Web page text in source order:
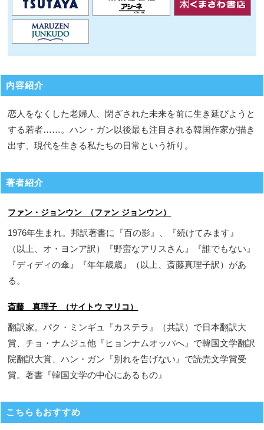
内容紹介
恋人をなくした老婦人、閉ざされた未来を前に生き延びようと
する若者……。ハン・ガン以後最も注目される韓国作家が描き
出す、現代を生きる私たちの日常という祈り。
著者紹介
ファン・ジョンウン （ファン ジョンウン）
1976年生まれ。邦訳著書に『百の影』、『続けてみます』
（以上、オ・ヨンア訳）『野蛮なアリスさん』『誰でもない』
『ディディの傘』『年年歳歳』（以上、斎藤真理子訳）があ
る。
斎藤 真理子 （サイトウ マリコ）
翻訳家。パク・ミンギュ『カステラ』（共訳）で日本翻訳大
賞、チョ・ナムジュ他『ヒョンナムオッパへ』で韓国文学翻訳
院翻訳大賞、ハン・ガン『別れを告げない』で読売文学賞受
賞。著書『韓国文学の中心にあるもの』
こちらもおすすめ